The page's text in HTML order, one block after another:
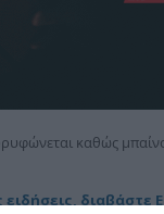
καθώς
ειδήσεις, διαβάστε